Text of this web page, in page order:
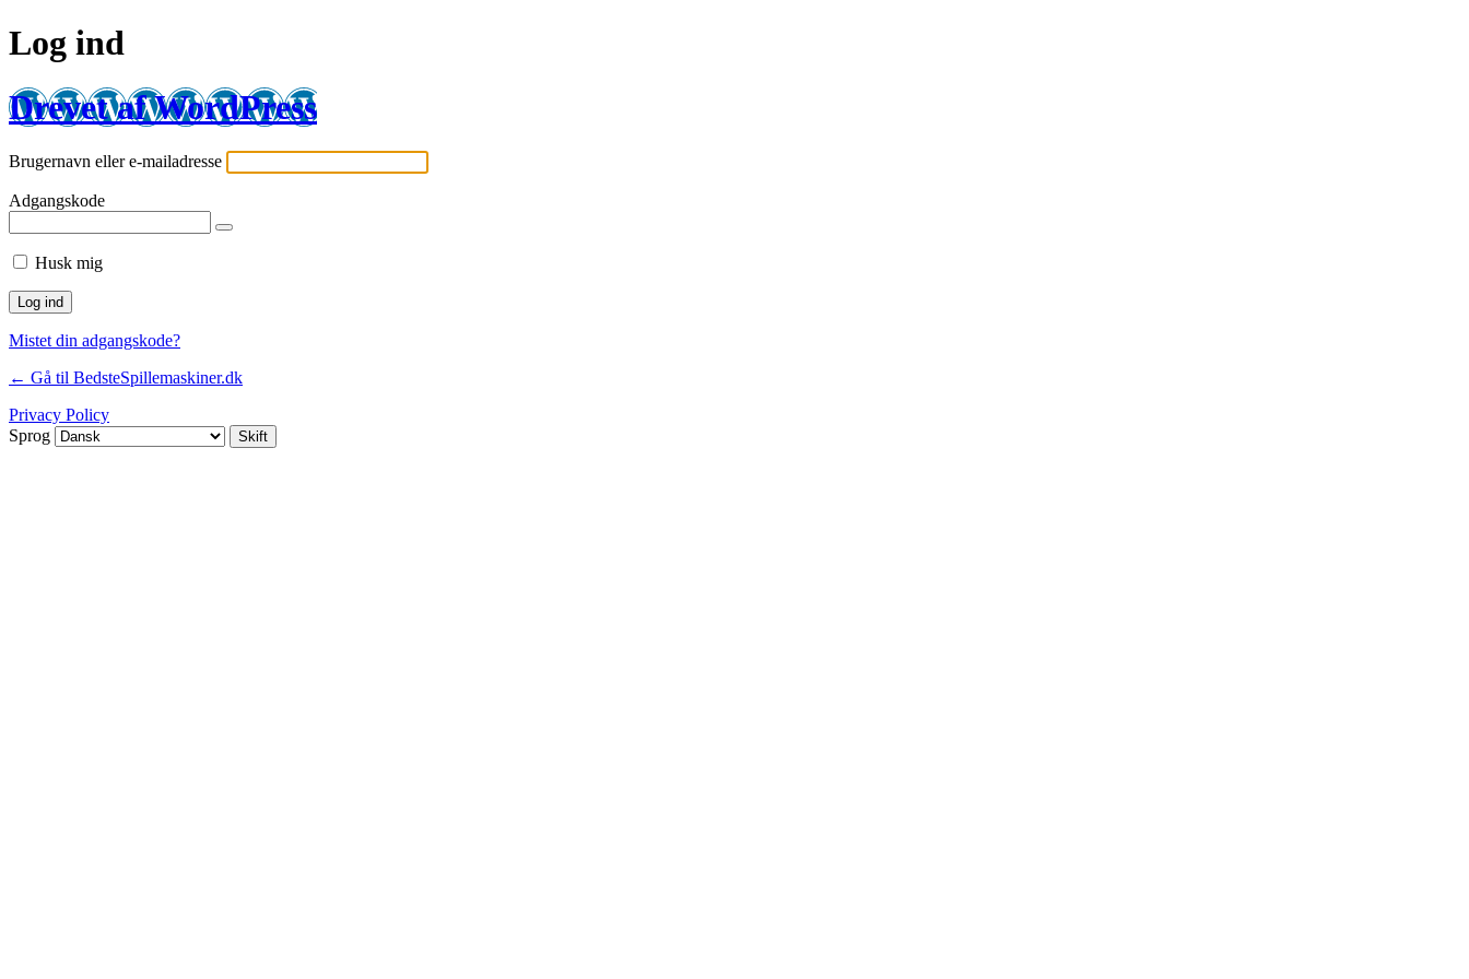
Log ind
Drevet af WordPress
Brugernavn eller e-mailadresse
Adgangskode
Husk mig
Mistet din adgangskode?
← Gå til BedsteSpillemaskiner.dk
Privacy Policy
Sprog